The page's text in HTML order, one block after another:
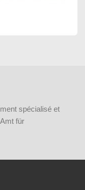
spécialisé et
für